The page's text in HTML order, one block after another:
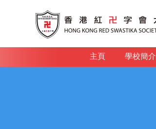
主頁 學校簡介